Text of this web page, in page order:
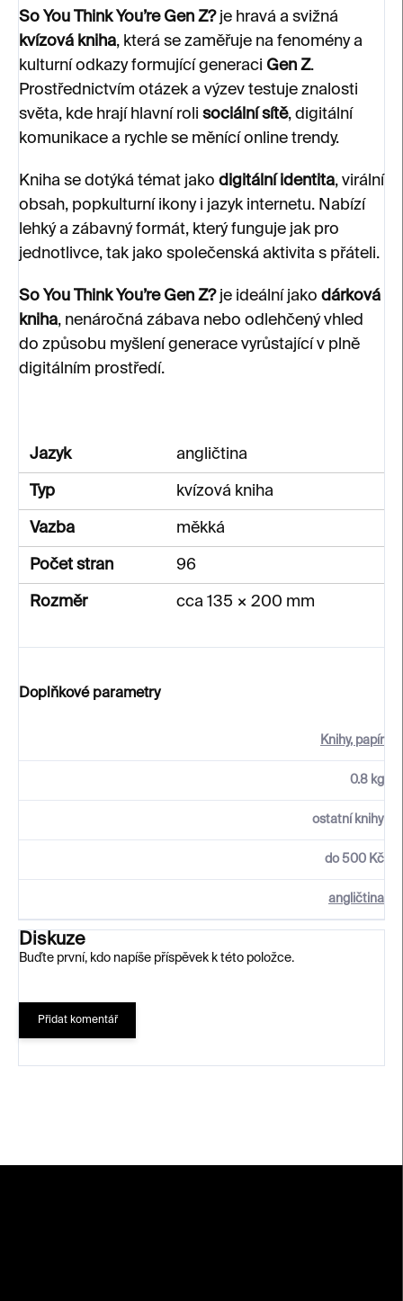
So You Think You’re Gen Z?je hravá a svižná
kvízová kniha, která se zaměřuje na fenomény a
kulturní odkazy formující generaci Gen Z.
Prostřednictvím otázek a výzev testuje znalosti
světa, kde hrají hlavní roli sociální sítě, digitální
komunikace a rychle se měnící online trendy.
Kniha se dotýká témat jako digitální identita, virální
obsah, popkulturní ikony i jazyk internetu. Nabízí
lehký a zábavný formát, který funguje jak pro
jednotlivce, tak jako společenská aktivita s přáteli.
So You Think You’re Gen Z?je ideální jako dárková
kniha, nenáročná zábava nebo odlehčený vhled
do způsobu myšlení generace vyrůstající v plně
digitálním prostředí.
Jazyk angličtina
Typ kvízová kniha
Vazba měkká
Počet stran 96
Rozměr cca 135 × 200 mm
Doplňkové parametry
Knihy, papír
0.8 kg
ostatní knihy
do 500 Kč
angličtina
Diskuze
Buďte první, kdo napíše příspěvek k této položce.
Přidat komentář